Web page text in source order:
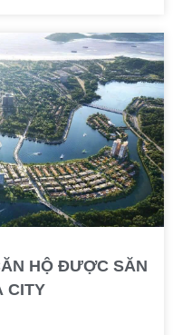
HỘ ĐƯỢC SĂN
CITY